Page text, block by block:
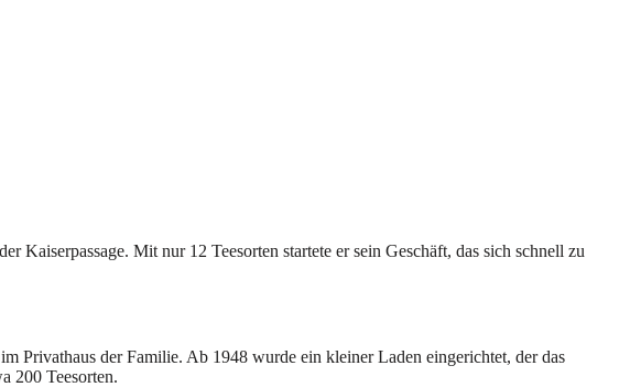
Mit nur 12 Teesorten startete er sein Geschäft, das sich schnell zu
Privathaus der Familie. Ab 1948 wurde ein kleiner Laden eingerichtet, der das
200 Teesorten.